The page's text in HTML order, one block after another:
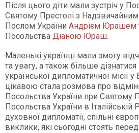
Після цього діти мали зустріч у
Святому Престолі з
Послом України Андрієм Юрашем
Посольства Діаною Юраш.
Маленькі українці мали змогу
та увагу, а також більше дізнатися
української дипломатичної місії
цікавою стала розмова про
Посольства України при Святому
Посольства України в Італійській
духовної дипломатії, спільні
виклики, які сьогодні стоять